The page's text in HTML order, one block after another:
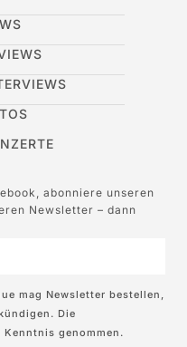
abonniere unseren
Newsletter – dann
mag Newsletter bestellen,
Die
genommen.